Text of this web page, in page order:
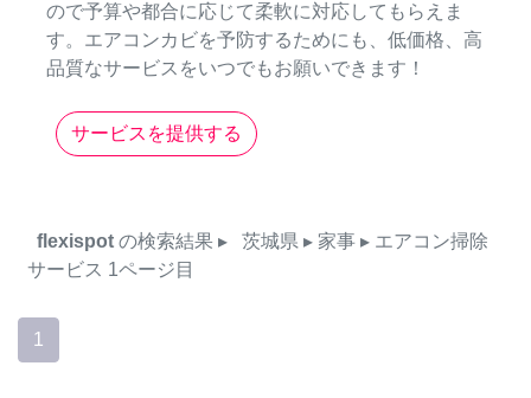
ので予算や都合に応じて柔軟に対応してもらえま
す。エアコンカビを予防するためにも、低価格、高
品質なサービスをいつでもお願いできます！
サービスを提供する
flexispot の検索結果 ▸ 茨城県 ▸ 家事 ▸ エアコン掃除
サービス 1ページ目
1